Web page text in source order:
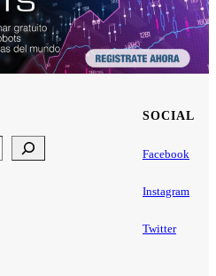
SOCIAL
Facebook
Instagram
Twitter